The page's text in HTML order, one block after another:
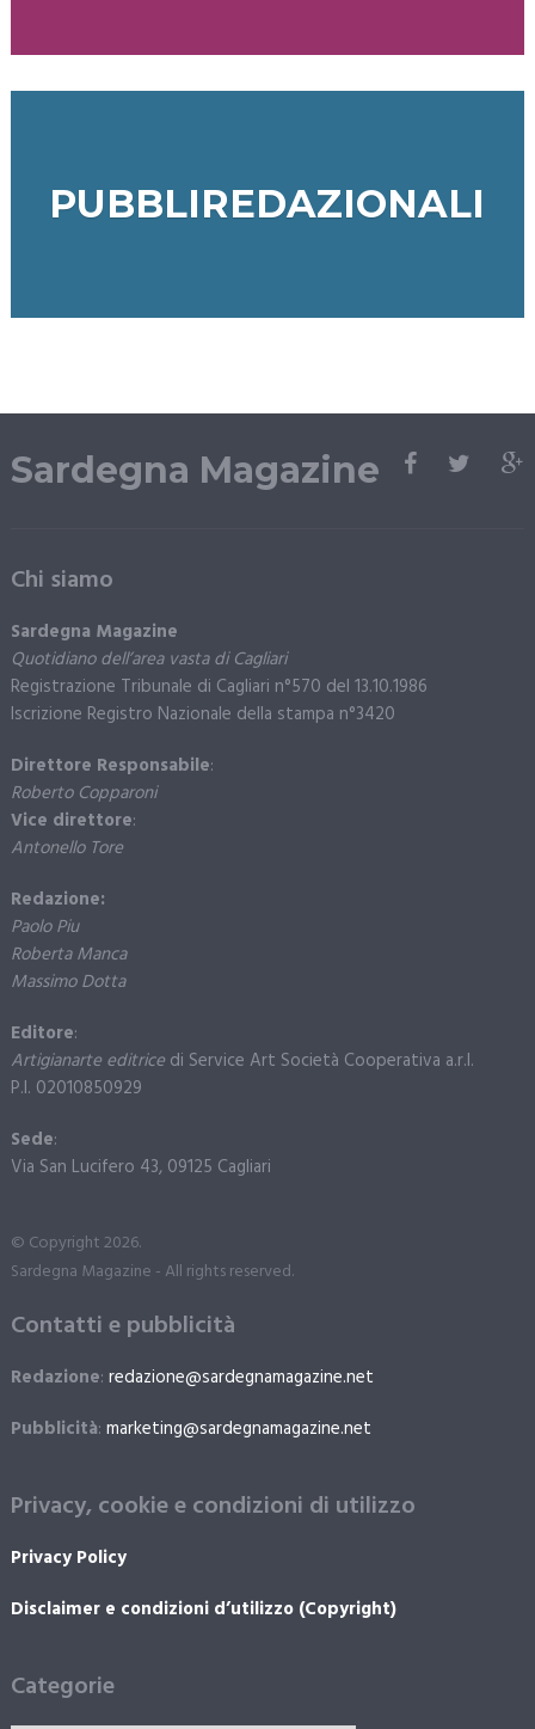
PUBBLIREDAZIONALI
Sardegna Magazine
Chi siamo
Sardegna Magazine
Quotidiano dell’area vasta di Cagliari
Registrazione Tribunale di Cagliari n°570 del 13.10.1986
Iscrizione Registro Nazionale della stampa n°3420
Direttore Responsabile:
Roberto Copparoni
Vice direttore:
Antonello Tore
Redazione:
Paolo Piu
Roberta Manca
Massimo Dotta
Editore:
Artigianarte editricedi Service Art Società Cooperativa a.r.l.
P.I. 02010850929
Sede:
Via San Lucifero 43, 09125 Cagliari
© Copyright 2026.
Sardegna Magazine - All rights reserved.
Contatti e pubblicità
Redazione: redazione@sardegnamagazine.net
Pubblicità: marketing@sardegnamagazine.net
Privacy, cookie e condizioni di utilizzo
Privacy Policy
Disclaimer e condizioni d’utilizzo (Copyright)
Categorie